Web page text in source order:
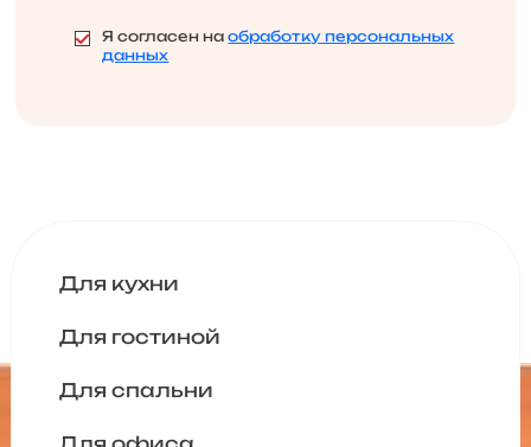
Я согласен наобработку персональных
данных
Для кухни
Для гостиной
Для спальни